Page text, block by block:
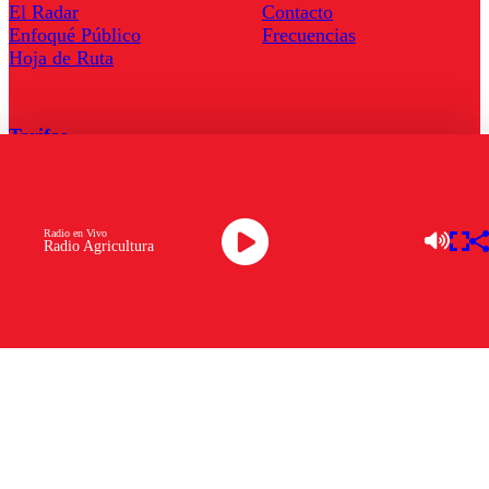
Radio Agricultura
Radio en Vivo
El Radar
Enfoqué Público
Hoja de Ruta
Contacto
Frecuencias
Tarifas
Descarga la APP